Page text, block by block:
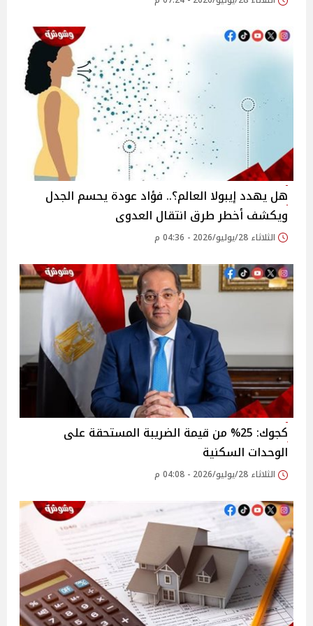
هل يهدد إيبولا العالم؟.. فؤاد عودة يحسم الجدل
ويكشف أخطر طرق انتقال العدوى
الثلاثاء 28/يوليو/2026 - 04:36 م
كجوك: 25% من قيمة الضريبة المستحقة على
الوحدات السكنية
الثلاثاء 28/يوليو/2026 - 04:08 م